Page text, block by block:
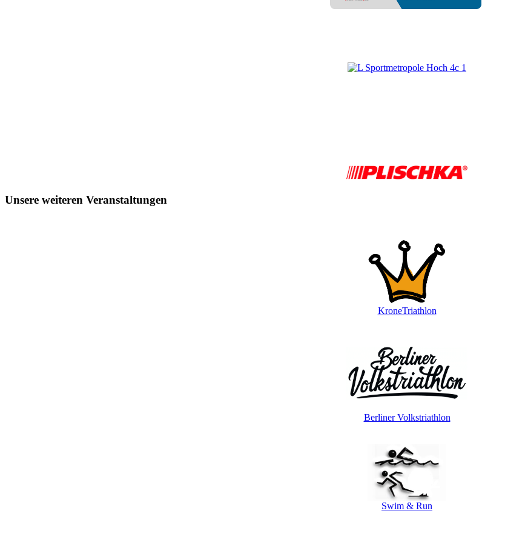
Unsere weiteren Veranstaltungen
KroneTriathlon
Berliner Volkstriathlon
Swim & Run